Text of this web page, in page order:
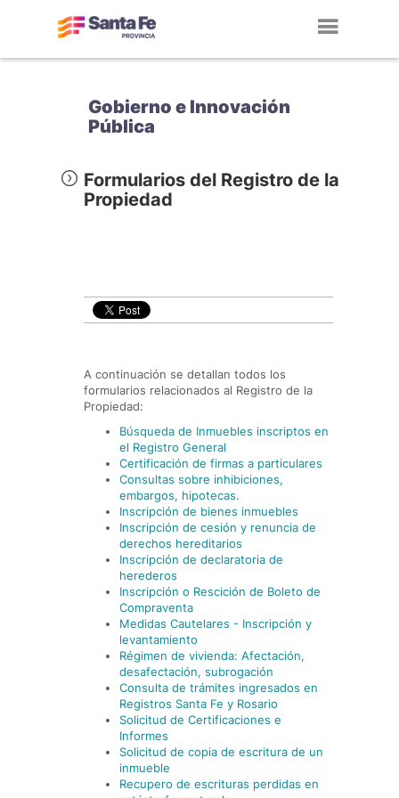
Gobierno e Innovación
Pública
Formularios del Registro de la
Propiedad
A continuación se detallan todos los
formularios relacionados al Registro de la
Propiedad:
Búsqueda de Inmuebles inscriptos en
el Registro General
Certificación de firmas a particulares
Consultas sobre inhibiciones,
embargos, hipotecas.
Inscripción de bienes inmuebles
Inscripción de cesión y renuncia de
derechos hereditarios
Inscripción de declaratoria de
herederos
Inscripción o Rescición de Boleto de
Compraventa
Medidas Cautelares - Inscripción y
levantamiento
Régimen de vivienda: Afectación,
desafectación, subrogación
Consulta de trámites ingresados en
Registros Santa Fe y Rosario
Solicitud de Certificaciones e
Informes
Solicitud de copia de escritura de un
inmueble
Recupero de escrituras perdidas en